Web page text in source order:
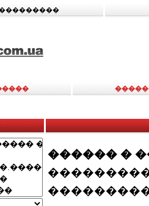
������ �